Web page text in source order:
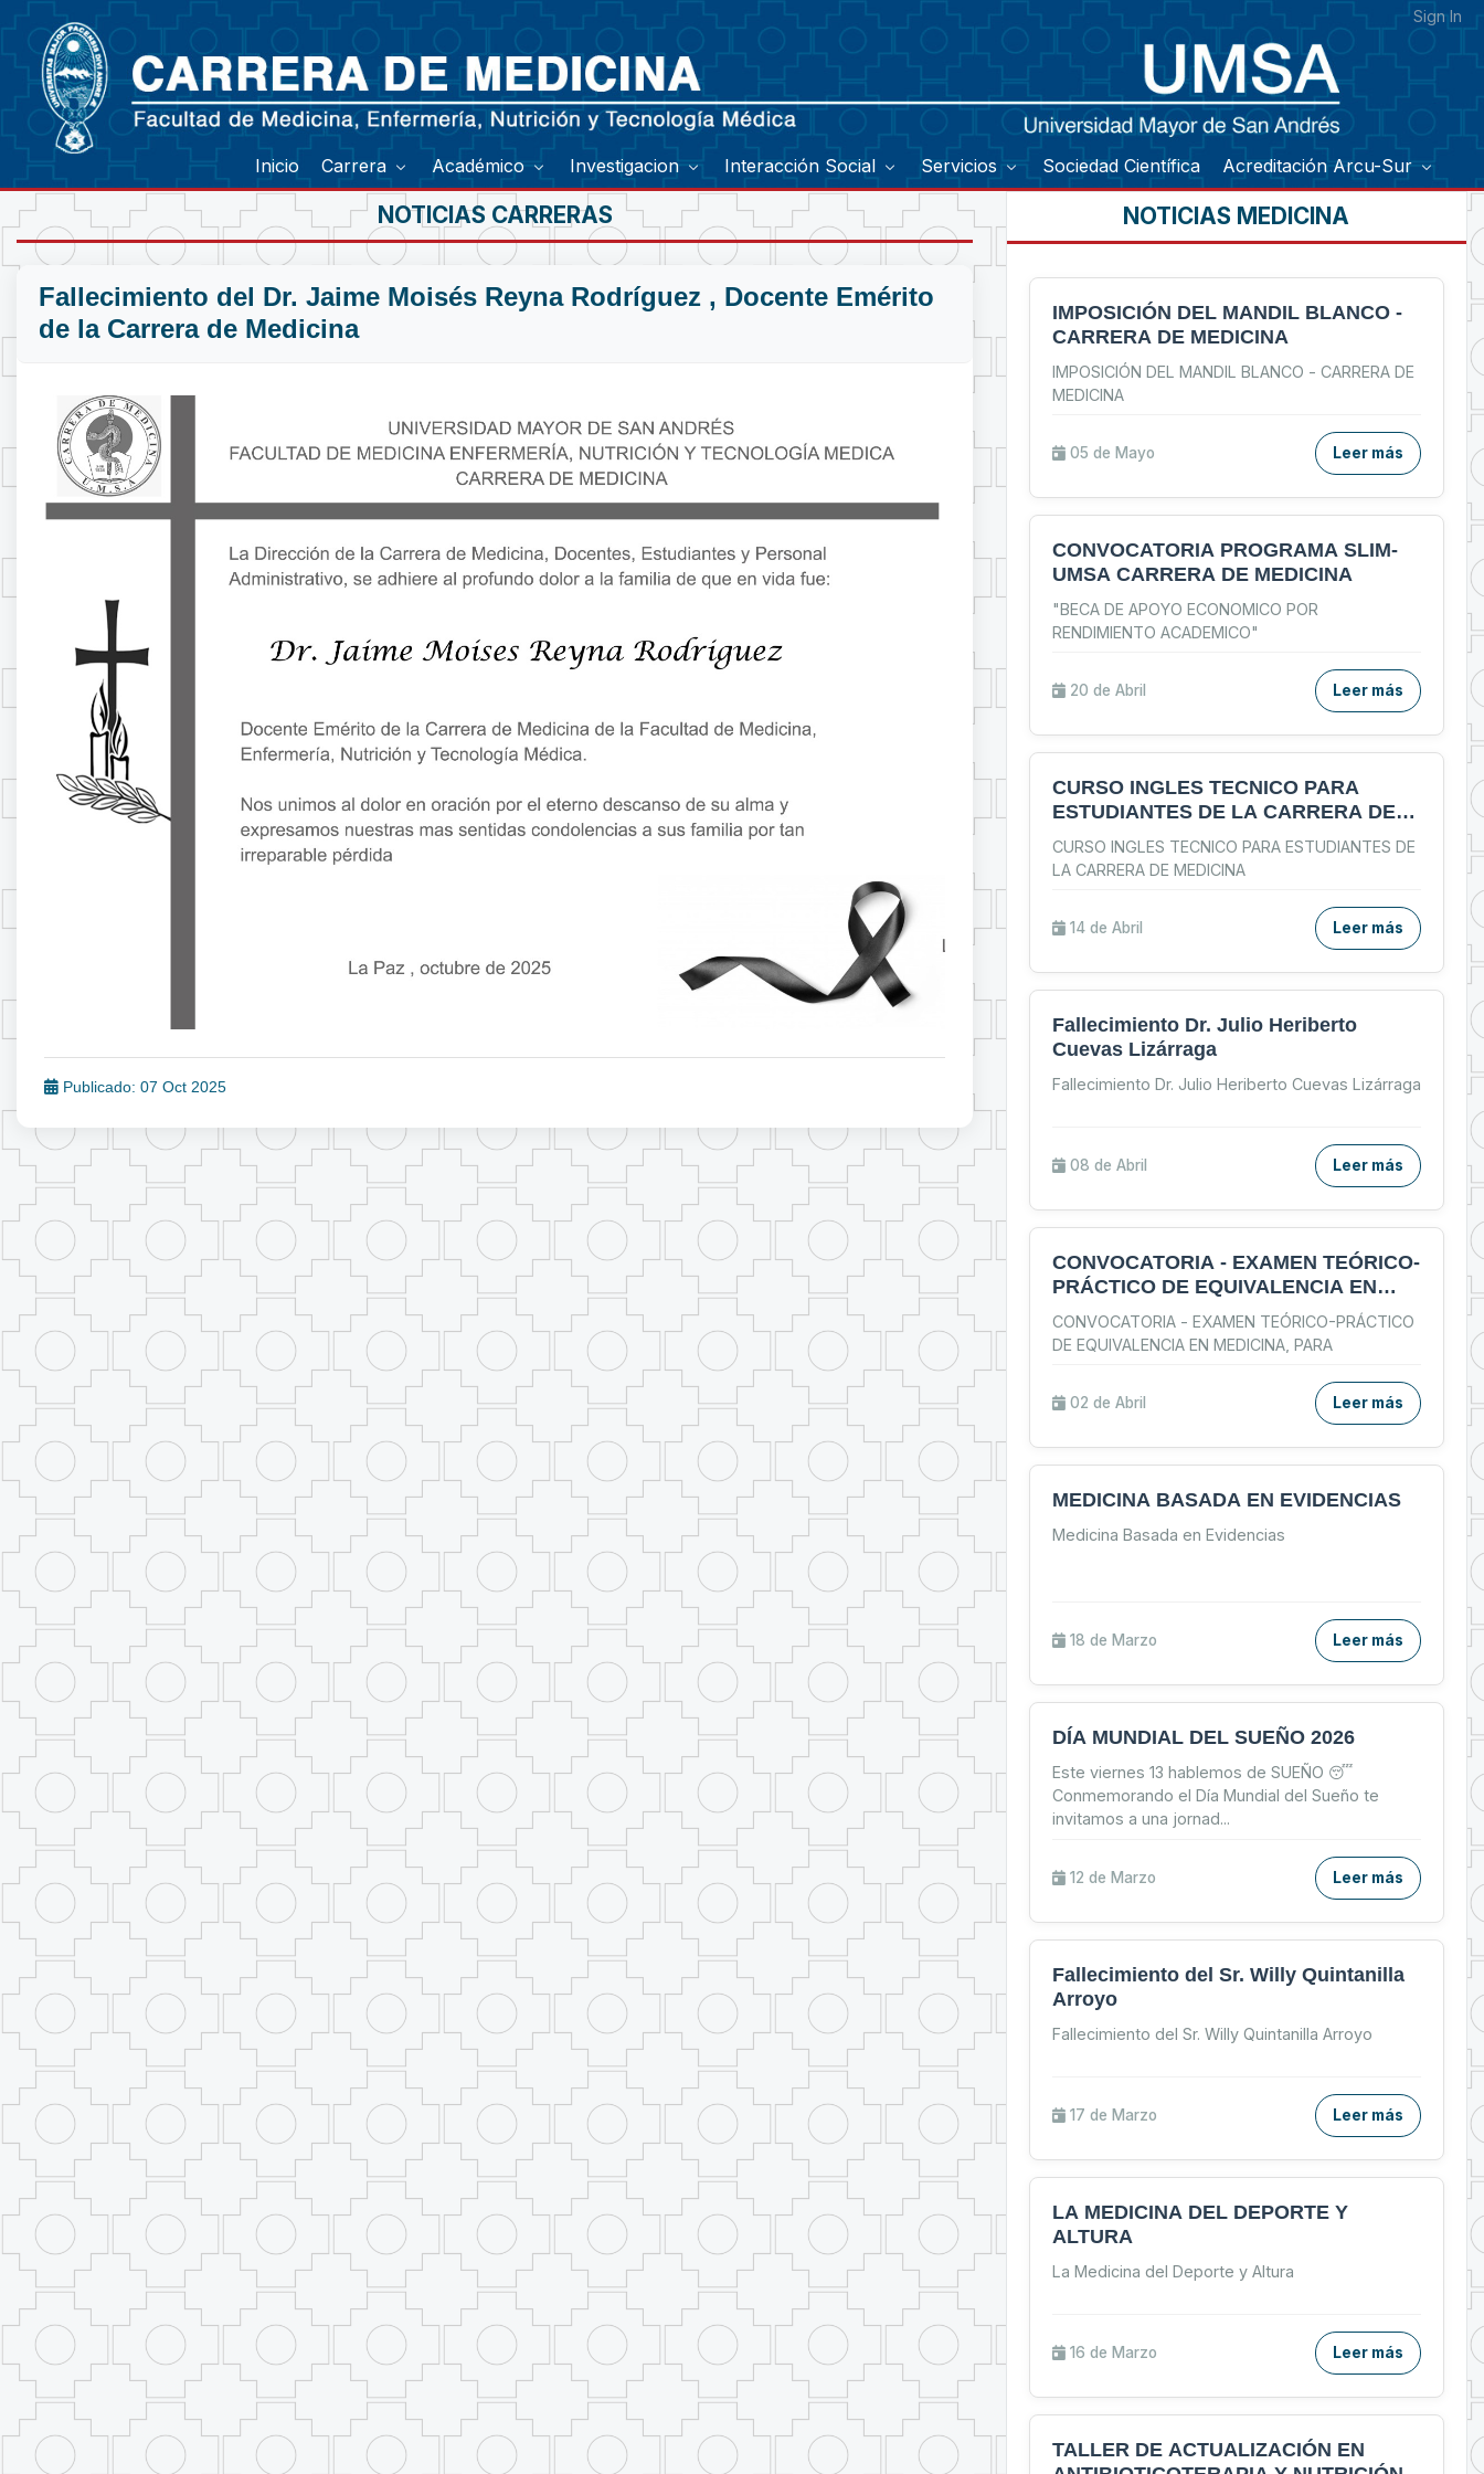
Sign In
Inicio Carrera Académico Investigacion Interacción Social Servicios Sociedad Científica Acreditación Arcu-Sur
NOTICIAS CARRERAS
Fallecimiento del Dr. Jaime Moisés Reyna Rodríguez , Docente Emérito
de la Carrera de Medicina
Publicado: 07 Oct 2025
NOTICIAS MEDICINA
IMPOSICIÓN DEL MANDIL BLANCO -
CARRERA DE MEDICINA
IMPOSICIÓN DEL MANDIL BLANCO - CARRERA DE
MEDICINA
05 de Mayo Leer más
CONVOCATORIA PROGRAMA SLIM-
UMSA CARRERA DE MEDICINA
"BECA DE APOYO ECONOMICO POR
RENDIMIENTO ACADEMICO"
20 de Abril Leer más
CURSO INGLES TECNICO PARA
ESTUDIANTES DE LA CARRERA DE
MEDICINA
CURSO INGLES TECNICO PARA ESTUDIANTES DE
LA CARRERA DE MEDICINA
14 de Abril Leer más
Fallecimiento Dr. Julio Heriberto
Cuevas Lizárraga
Fallecimiento Dr. Julio Heriberto Cuevas Lizárraga
08 de Abril Leer más
CONVOCATORIA - EXAMEN TEÓRICO-
PRÁCTICO DE EQUIVALENCIA EN
MEDICINA, PARA TITULADOS EN
UNIVERSIDADES EXTRANJERAS
CONVOCATORIA - EXAMEN TEÓRICO-PRÁCTICO
DE EQUIVALENCIA EN MEDICINA, PARA
02 de Abril Leer más
MEDICINA BASADA EN EVIDENCIAS
Medicina Basada en Evidencias
18 de Marzo Leer más
DÍA MUNDIAL DEL SUEÑO 2026
Este viernes 13 hablemos de SUEÑO 😴
Conmemorando el Día Mundial del Sueño te
invitamos a una jornad...
12 de Marzo Leer más
Fallecimiento del Sr. Willy Quintanilla
Arroyo
Fallecimiento del Sr. Willy Quintanilla Arroyo
17 de Marzo Leer más
LA MEDICINA DEL DEPORTE Y
ALTURA
La Medicina del Deporte y Altura
16 de Marzo Leer más
TALLER DE ACTUALIZACIÓN EN